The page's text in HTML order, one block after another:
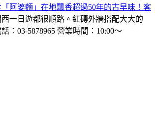
阿婆麵」在地飄香超過50年的古早味！客
一日遊都很順路。紅磚外牆搭配大大的
：03-5878965 營業時間：10:00～